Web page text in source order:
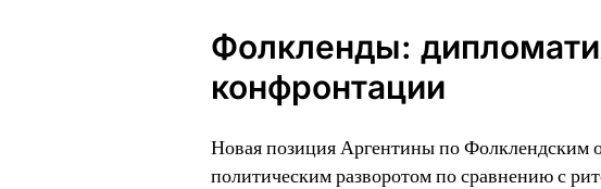
Фолкленды:
конфронтации
Новая позиция Аргентины по Фолклендским
политическим разворотом по сравнению с